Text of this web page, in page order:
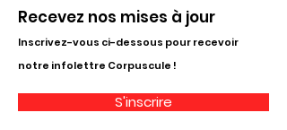
Recevez nos mises à jour
Inscrivez-vous ci-dessous pour recevoir
notre infolettre Corpuscule !
S'inscrire